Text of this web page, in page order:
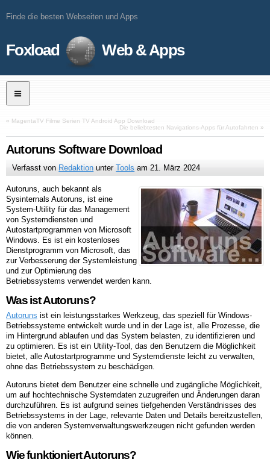
Finde die besten Webseiten und Apps
Foxload Web & Apps
« MagentaTV Filme Serien TV Android App Download
Die beliebtesten Navigations-Apps für Autofahrten »
Autoruns Software Download
Verfasst von Redaktion unterTools am21. März 2024
Autoruns, auch bekannt als
Sysinternals Autoruns, ist eine
System-Utility für das Management
von Systemdiensten und
Autostartprogrammen von Microsoft
Windows. Es ist ein kostenloses
Dienstprogramm von Microsoft, das
zur Verbesserung der Systemleistung
und zur Optimierung des
Betriebssystems verwendet werden kann.
Was ist Autoruns?
Autoruns ist ein leistungsstarkes Werkzeug, das speziell für Windows-
Betriebssysteme entwickelt wurde und in der Lage ist, alle Prozesse, die
im Hintergrund ablaufen und das System belasten, zu identifizieren und
zu optimieren. Es ist ein Utility-Tool, das den Benutzern die Möglichkeit
bietet, alle Autostartprogramme und Systemdienste leicht zu verwalten,
ohne das Betriebssystem zu beschädigen.
Autoruns bietet dem Benutzer eine schnelle und zugängliche Möglichkeit,
um auf hochtechnische Systemdaten zuzugreifen und Änderungen daran
durchzuführen. Es ist aufgrund seines tiefgehenden Verständnisses des
Betriebssystems in der Lage, relevante Daten und Details bereitzustellen,
die von anderen Systemverwaltungswerkzeugen nicht gefunden werden
können.
Wie funktioniert Autoruns?